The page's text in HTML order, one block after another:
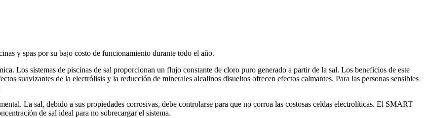
y spas por su bajo costo de funcionamiento durante todo el año.
Los sistemas de piscinas de sal proporcionan un flujo constante de cloro puro generado a partir de la sal. Los beneficios de este
suavizantes de la electrólisis y la reducción de minerales alcalinos disueltos ofrecen efectos calmantes. Para las personas sensibles
La sal, debido a sus propiedades corrosivas, debe controlarse para que no corroa las costosas celdas electrolíticas. El SMART
de sal ideal para no sobrecargar el sistema.